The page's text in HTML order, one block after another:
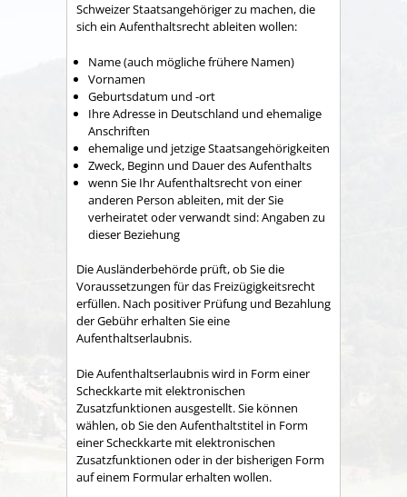
Schweizer Staatsangehöriger zu machen, die
sich ein Aufenthaltsrecht ableiten wollen:
Name (auch mögliche frühere Namen)
Vornamen
Geburtsdatum und -ort
Ihre Adresse in Deutschland und ehemalige
Anschriften
ehemalige und jetzige Staatsangehörigkeiten
Zweck, Beginn und Dauer des Aufenthalts
wenn Sie Ihr Aufenthaltsrecht von einer
anderen Person ableiten, mit der Sie
verheiratet oder verwandt sind: Angaben zu
dieser Beziehung
Die Ausländerbehörde prüft, ob Sie die
Voraussetzungen für das Freizügigkeitsrecht
erfüllen. Nach positiver Prüfung und Bezahlung
der Gebühr erhalten Sie eine
Aufenthaltserlaubnis.
Die Aufenthaltserlaubnis wird in Form einer
Scheckkarte mit elektronischen
Zusatzfunktionen ausgestellt. Sie können
wählen, ob Sie den Aufenthaltstitel in Form
einer Scheckkarte mit elektronischen
Zusatzfunktionen oder in der bisherigen Form
auf einem Formular erhalten wollen.